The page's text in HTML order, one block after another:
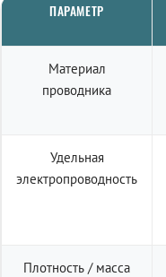
ПАРАМЕТР
Материал
проводника
Удельная
электропроводность
Плотность / масса